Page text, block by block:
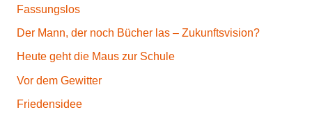
Fassungslos
Der Mann, der noch Bücher las – Zukunftsvision?
Heute geht die Maus zur Schule
Vor dem Gewitter
Friedensidee